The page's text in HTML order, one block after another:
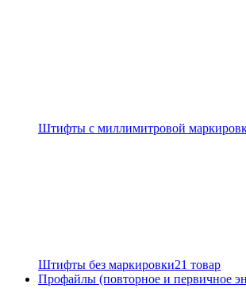
Штифты с миллимитровой
Штифты без маркировки21 товар
Профайлы (повторное и первичное